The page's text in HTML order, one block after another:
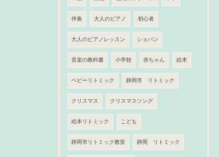
伴奏 大人のピアノ 初心者
大人のピアノレッスン ショパン
音楽の教科書 小学校 赤ちゃん 絵本
ベビーリトミック 静岡市 リトミック
クリスマス クリスマスソング
絵本リトミック こども
静岡市リトミック教室 静岡 リトミック